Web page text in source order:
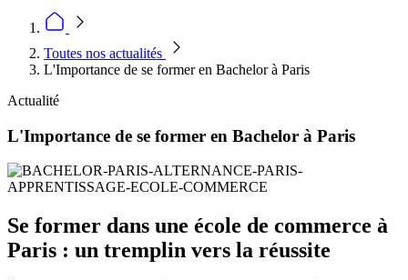
Toutes nos actualités
L'Importance de se former en Bachelor à Paris
Actualité
L'Importance de se former en Bachelor à Paris
Se former dans une école de commerce à
Paris : un tremplin vers la réussite